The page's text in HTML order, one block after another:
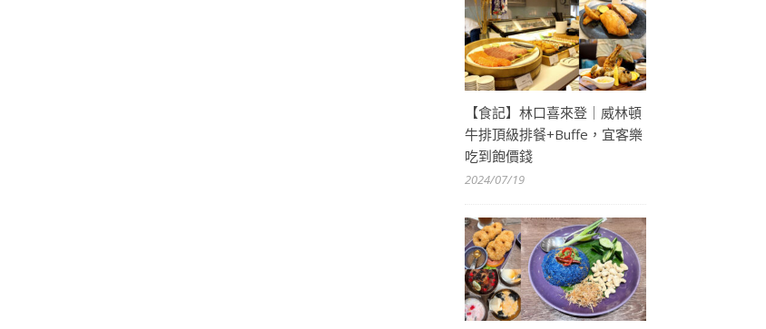
【食記】林口喜來登｜威林頓
牛排頂級排餐+Buffe，宜客樂
吃到飽價錢
2024/07/19